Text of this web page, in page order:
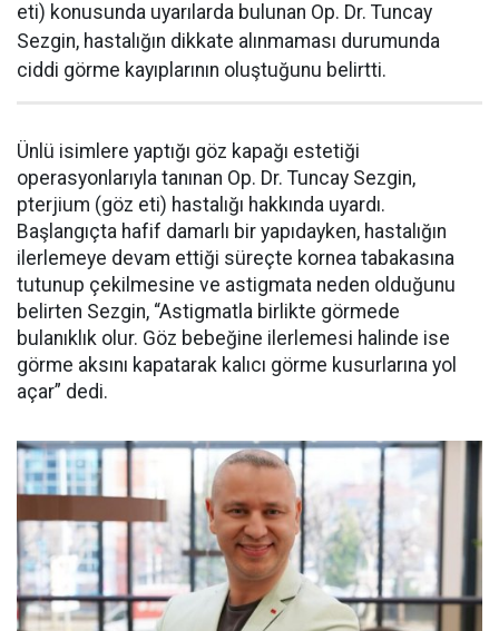
eti) konusunda uyarılarda bulunan Op. Dr. Tuncay
Sezgin, hastalığın dikkate alınmaması durumunda
ciddi görme kayıplarının oluştuğunu belirtti.
Ünlü isimlere yaptığı göz kapağı estetiği
operasyonlarıyla tanınan Op. Dr. Tuncay Sezgin,
pterjium (göz eti) hastalığı hakkında uyardı.
Başlangıçta hafif damarlı bir yapıdayken, hastalığın
ilerlemeye devam ettiği süreçte kornea tabakasına
tutunup çekilmesine ve astigmata neden olduğunu
belirten Sezgin, “Astigmatla birlikte görmede
bulanıklık olur. Göz bebeğine ilerlemesi halinde ise
görme aksını kapatarak kalıcı görme kusurlarına yol
açar” dedi.